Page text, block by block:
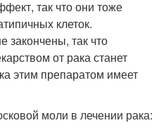
так что они тоже
клеток.
закончены, так что
от рака станет
этим препаратом имеет
моли в лечении рака: